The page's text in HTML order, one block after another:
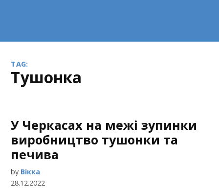
TAG:
тушонка
У Черкасах на межі зупинки
виробництво тушонки та
печива
by Вікка
28.12.2022